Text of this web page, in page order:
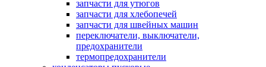
запчасти для утюгов
запчасти для хлебопечей
запчасти для швейных машин
переключатели, выключатели,
предохранители
термопредохранители